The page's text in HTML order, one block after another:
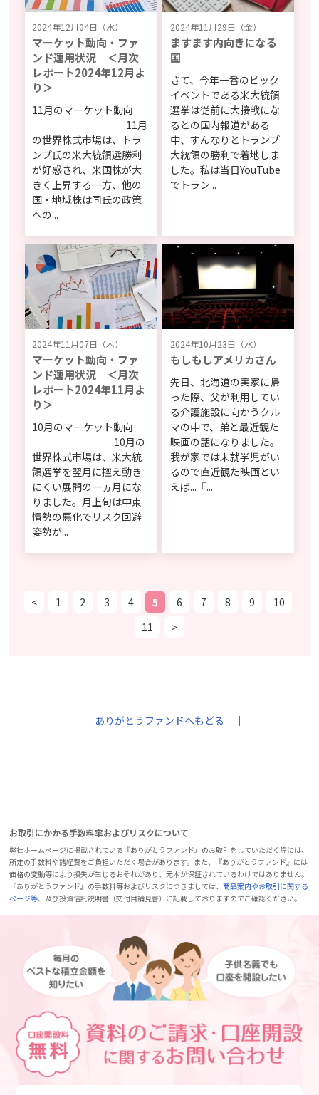
2024年12月04日（水）
マーケット動向・ファ
ンド運用状況 ＜月次
レポート2024年12月よ
り＞
11月のマーケット動向
11月
の世界株式市場は、トラ
ンプ氏の米大統領選勝利
が好感され、米国株が大
きく上昇する一方、他の
国・地域株は同氏の政策
への...
2024年11月29日（金）
ますます内向きになる
国
さて、今年一番のビック
イベントである米大統領
選挙は従前に大接戦にな
るとの国内報道がある
中、すんなりとトランプ
大統領の勝利で着地しま
した。私は当日YouTube
でトラン...
2024年11月07日（木）
マーケット動向・ファ
ンド運用状況 ＜月次
レポート2024年11月よ
り＞
10月のマーケット動向
10月の
世界株式市場は、米大統
領選挙を翌月に控え動き
にくい展開の一ヵ月にな
りました。月上旬は中東
情勢の悪化でリスク回避
姿勢が...
2024年10月23日（水）
もしもしアメリカさん
先日、北海道の実家に帰
った際、父が利用してい
る介護施設に向かうクル
マの中で、弟と最近観た
映画の話になりました。
我が家では未就学児がい
るので直近観た映画とい
えば...『...
< 1 2 3 4 5 6 7 8 9
10
11
>
｜ ありがとうファンドへもどる ｜
お取引にかかる手数料率およびリスクについて
弊社ホームページに掲載されている『ありがとうファンド』のお取引をしていただく際には、
所定の手数料や諸経費をご負担いただく場合があります。また、『ありがとうファンド』には
価格の変動等により損失が生じるおそれがあり、元本が保証されているわけではありません。
『ありがとうファンド』の手数料等およびリスクにつきましては、商品案内やお取引に関する
ページ等、及び投資信託説明書（交付目論見書）に記載しておりますのでご確認ください。